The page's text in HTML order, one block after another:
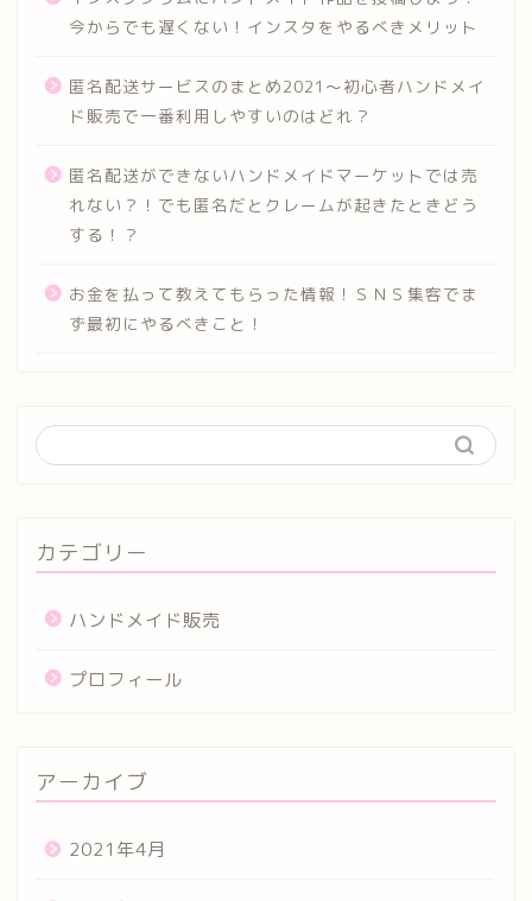
今からでも遅くない！インスタをやるべきメリット
匿名配送サービスのまとめ2021～初心者ハンドメイ
ド販売で一番利用しやすいのはどれ？
匿名配送ができないハンドメイドマーケットでは売
れない？！でも匿名だとクレームが起きたときどう
する！？
お金を払って教えてもらった情報！ＳＮＳ集客でま
ず最初にやるべきこと！
カテゴリー
ハンドメイド販売
プロフィール
アーカイブ
2021年4月